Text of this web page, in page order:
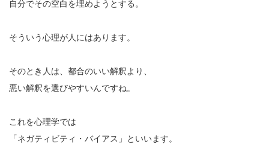
自分でその空白を埋めようとする。
そういう心理が人にはあります。
そのとき人は、都合のいい解釈より、
悪い解釈を選びやすいんですね。
これを心理学では
「ネガティビティ・バイアス」といいます。